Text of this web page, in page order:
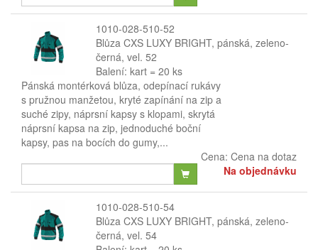
1010-028-510-52
Blůza CXS LUXY BRIGHT, pánská, zeleno-
černá, vel. 52
Balení: kart = 20 ks
Pánská montérková blůza, odepínací rukávy
s pružnou manžetou, kryté zapínání na zip a
suché zipy, náprsní kapsy s klopami, skrytá
náprsní kapsa na zip, jednoduché boční
kapsy, pas na bocích do gumy,...
Cena: Cena na dotaz
Na objednávku
1010-028-510-54
Blůza CXS LUXY BRIGHT, pánská, zeleno-
černá, vel. 54